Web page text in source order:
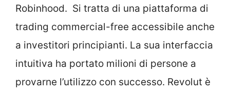
Robinhood. Si tratta di una piattaforma di
trading commercial-free accessibile anche
a investitori principianti. La sua interfaccia
intuitiva ha portato milioni di persone a
provarne l’utilizzo con successo. Revolut è